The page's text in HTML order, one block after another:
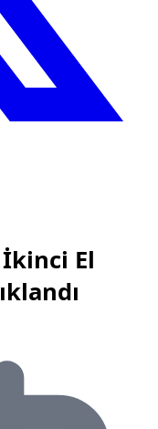
El